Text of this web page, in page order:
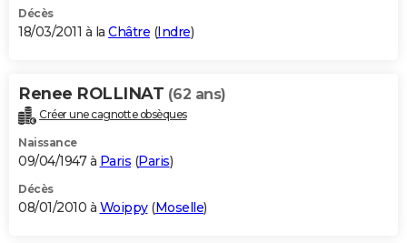
Décès
18/03/2011 à la Châtre (Indre)
Renee ROLLINAT (62 ans)
Créer une cagnotte obsèques
Naissance
09/04/1947 à Paris (Paris)
Décès
08/01/2010 à Woippy(Moselle)